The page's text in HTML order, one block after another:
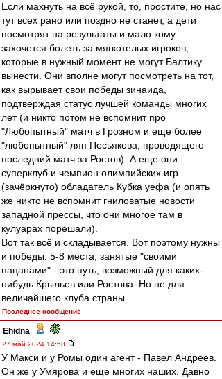
Если махнуть на всё рукой, то, простите, но нас
тут всех рано или поздно не станет, а дети
посмотрят на результаты и мало кому
захочется болеть за мягкотелых игроков,
которые в нужный момент не могут Балтику
вынести. Они вполне могут посмотреть на тот,
как вырывает свои победы зинаида,
подтверждая статус лучшей команды многих
лет (и никто потом не вспомнит про
"Любопытный" матч в Грозном и еще более
"любопытный" ляп Песьякова, проводящего
последний матч за Ростов). А еще они
суперклуб и чемпион олимпийских игр
(зачёркнуто) обладатель Кубка уефа (и опять
же никто не вспомнит гниловатые новости
западной прессы, что они многое там в
кулуарах порешали).
Вот так всё и складывается. Вот поэтому нужны
и победы. 5-8 места, занятые "своими
пацанами" - это путь, возможный для каких-
нибудь Крыльев или Ростова. Но не для
величайшего клуба страны.
Последнее сообщение
Ehidna -
27 май 2024 14:58
У Макси и у Ромы один агент - Павел Андреев.
Он же у Умярова и еще многих наших. Давно